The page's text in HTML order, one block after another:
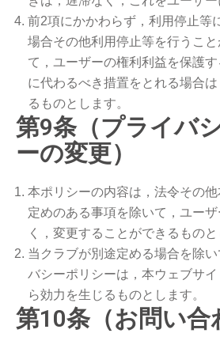
前2項にかかわらず，利用停止等
場合その他利用停止等を行うこ
て，ユーザーの権利利益を保護
に代わるべき措置をとれる場合
るものとします。
第9条（プライバ
ーの変更）
本ポリシーの内容は，法令その
定めのある事項を除いて，ユー
く，変更することができるものと
当クラブが別途定める場合を除
バシーポリシーは，本ウェブサ
ら効力を生じるものとします。
第10条（お問い合